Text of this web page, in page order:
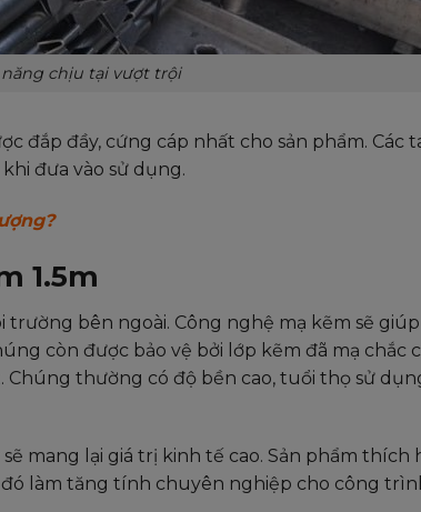
năng chịu tại vượt trội
đắp đầy, cứng cáp nhất cho sản phẩm. Các
đưa vào sử dụng.
1.5m
bên ngoài. Công nghệ mạ kẽm sẽ
còn được bảo vệ bởi lớp kẽm đã mạ chắc
Chúng thường có độ bền cao, tuổi thọ sử
mang lại giá trị kinh tế cao. Sản phẩm thích
làm tăng tính chuyên nghiệp cho công